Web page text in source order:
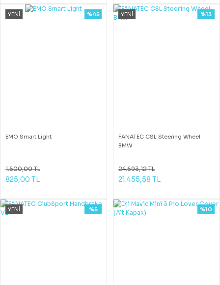
YENİ
EMO Smart Light
%45
1.500,00 TL
825,00 TL
YENİ
FANATEC CSL Steering Wheel
BMW
%13
24.693,12 TL
21.455,58 TL
YENİ %5 %10